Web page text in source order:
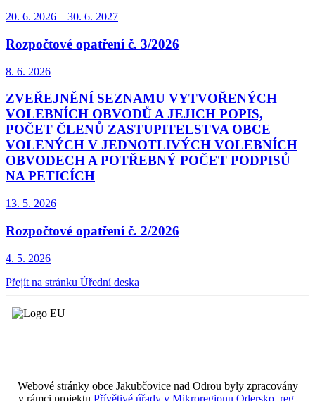
20. 6. 2026 – 30. 6. 2027
Rozpočtové opatření č. 3/2026
8. 6. 2026
ZVEŘEJNĚNÍ SEZNAMU VYTVOŘENÝCH
VOLEBNÍCH OBVODŮ A JEJICH POPIS,
POČET ČLENŮ ZASTUPITELSTVA OBCE
VOLENÝCH V JEDNOTLIVÝCH VOLEBNÍCH
OBVODECH A POTŘEBNÝ POČET PODPISŮ
NA PETICÍCH
13. 5. 2026
Rozpočtové opatření č. 2/2026
4. 5. 2026
Přejít na stránku Úřední deska
Webové stránky obce Jakubčovice nad Odrou byly zpracovány
v rámci projektu Přívětivé úřady v Mikroregionu Odersko, reg.